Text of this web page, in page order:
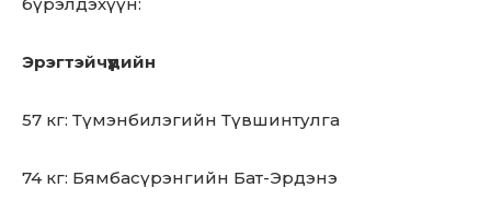
Эрэгтэйчүүдийн
57 кг: Түмэнбилэгийн Түвшинтулга
74 кг: Бямбасүрэнгийн Бат-Эрдэнэ